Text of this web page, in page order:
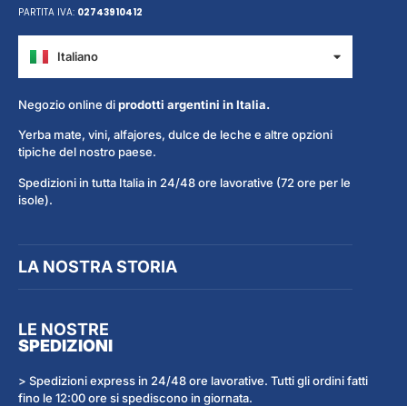
PARTITA IVA: 02743910412
Italiano
Español
Negozio online diprodotti argentini in Italia.
Yerba mate, vini, alfajores, dulce de leche e altre opzioni
tipiche del nostro paese.
Spedizioni in tutta Italia in 24/48 ore lavorative (72 ore per le
isole).
LA NOSTRA STORIA
LE NOSTRE
SPEDIZIONI
> Spedizioni express in 24/48 ore lavorative. Tutti gli ordini fatti
fino le 12:00 ore si spediscono in giornata.